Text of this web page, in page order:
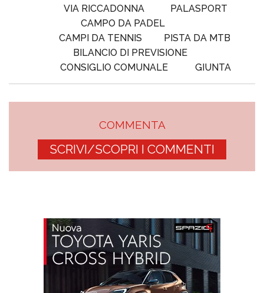
VIA RICCADONNA
PALASPORT
CAMPO DA PADEL
CAMPI DA TENNIS
PISTA DA MTB
BILANCIO DI PREVISIONE
CONSIGLIO COMUNALE
GIUNTA
COMMENTA
SCRIVI/SCOPRI I COMMENTI